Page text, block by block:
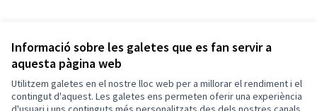
Informació sobre les galetes que es fan servir a
aquesta pàgina web
Utilitzem galetes en el nostre lloc web per a millorar el rendiment i el
contingut d'aquest. Les galetes ens permeten oferir una experiència
Veure totes les propostes retirades
Termes i condicions d'ús
Configuració de les galetes